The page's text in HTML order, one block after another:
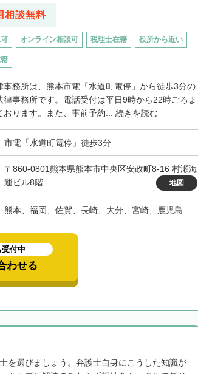
相談無料
オンライン相談可 税理士在籍 役所から近い
事務所は、熊本市電「水道町電停」から徒歩3分の
律事務所です。電話受付は平日9時から22時ごろま
おります。また、事前予約... 続きを読む
市電「水道町電停」徒歩3分
〒860-0801熊本県熊本市中央区安政町8-16 村瀬海
運ビル8階
地図
熊本、福岡、佐賀、長崎、大分、宮崎、鹿児島
付中
わせる
を選びましょう。弁護士自身にこうした知識が